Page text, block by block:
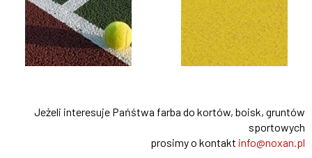
Jeżeli interesuje Pańśtwa farba do kortów, boisk, gruntów
sportowych
prosimy o kontakt info@noxan.pl